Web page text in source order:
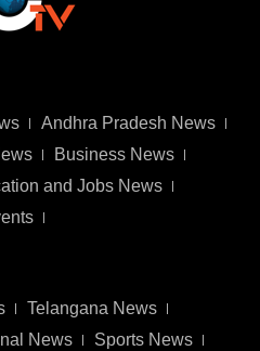
Andhra Pradesh News
Business News
and Jobs News
Telangana News
News
Sports News